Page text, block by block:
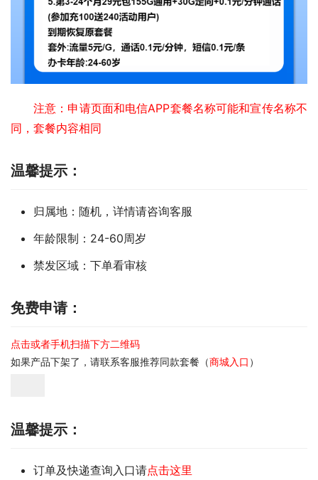
注意：申请页面和电信APP套餐名称可能和宣传名称不
同，套餐内容相同
温馨提示：
归属地：随机，详情请咨询客服
年龄限制：24-60周岁
禁发区域：下单看审核
免费申请：
点击或者手机扫描下方二维码
如果产品下架了，请联系客服推荐同款套餐（商城入口 ）
温馨提示：
订单及快递查询入口请点击这里